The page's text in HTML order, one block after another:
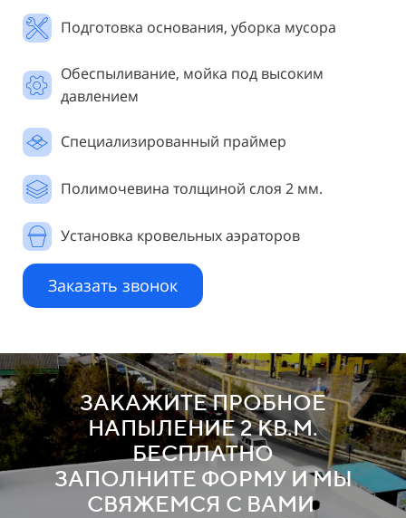
Подготовка основания, уборка мусора
Обеспыливание, мойка под высоким
давлением
Специализированный праймер
Полимочевина толщиной слоя 2 мм.
Установка кровельных аэраторов
Заказать звонок
ЗАКАЖИТЕ ПРОБНОЕ
НАПЫЛЕНИЕ 2 КВ.М.
БЕСПЛАТНО
ЗАПОЛНИТЕ ФОРМУ И МЫ
СВЯЖЕМСЯ С ВАМИ